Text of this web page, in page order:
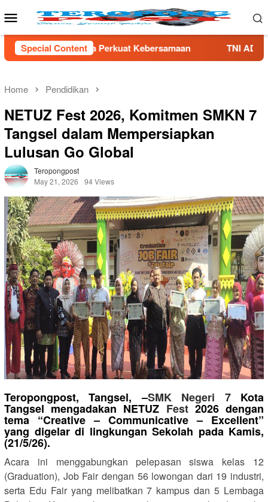
to
Mobile
Menu
Special Content
Kebersamaan TNI AD Gandeng Pemda Tangani
Home Pendidikan
NETUZ Fest 2026, Komitmen SMKN 7
Tangsel dalam Mempersiapkan
Lulusan Go Global
Teropongpost
May 21, 2026
94 Views
Teropongpost, Tangsel, –SMK Negeri 7Kota
Tangsel mengadakan NETUZ Fest2026 dengan
tema “Creative – Communicative – Excellent”
yang digelar di lingkungan Sekolah pada Kamis,
(21/5/26).
Acara ini menggabungkan pelepasan siswa kelas 12
(Graduation), Job Fair dengan 56 lowongan dari 19 industri,
serta Edu Fair yang melibatkan 7 kampus dan 5 Lembaga